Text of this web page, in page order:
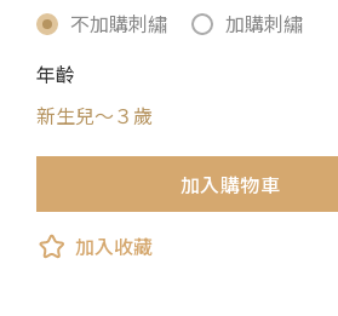
不加購刺繡
加購刺繡
年齡
新生兒～３歲
加入購物車
加入收藏